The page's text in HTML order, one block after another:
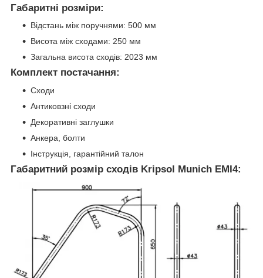
Габаритні розміри:
Відстань між поручнями: 500 мм
Висота між сходами: 250 мм
Загальна висота сходів: 2023 мм
Комплект постачання:
Сходи
Антиковзні сходи
Декоративні заглушки
Анкера, болти
Інструкція, гарантійний талон
Габаритний розмір сходів Kripsol Munich EMI4: